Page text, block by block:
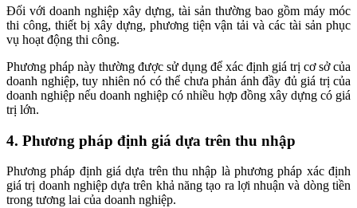
Đối với doanh nghiệp xây dựng, tài sản thường bao gồm máy móc
thi công, thiết bị xây dựng, phương tiện vận tải và các tài sản phục
vụ hoạt động thi công.
Phương pháp này thường được sử dụng để xác định giá trị cơ sở của
doanh nghiệp, tuy nhiên nó có thể chưa phản ánh đầy đủ giá trị của
doanh nghiệp nếu doanh nghiệp có nhiều hợp đồng xây dựng có giá
trị lớn.
4. Phương pháp định giá dựa trên thu nhập
Phương pháp định giá dựa trên thu nhập là phương pháp xác định
giá trị doanh nghiệp dựa trên khả năng tạo ra lợi nhuận và dòng tiền
trong tương lai của doanh nghiệp.